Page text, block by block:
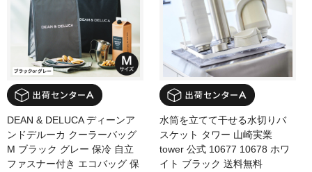
DEAN & DELUCA ディーンア
ンドデルーカ クーラーバッグ
M ブラック グレー 保冷 自立
ファスナー付き エコバッグ 保
水筒を立てて干せる水切りバ
スケット タワー 山崎実業
tower 公式 10677 10678 ホワ
イト ブラック 送料無料